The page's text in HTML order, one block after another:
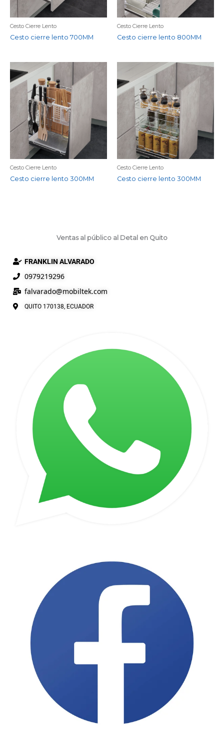
Cesto Cierre Lento
Cesto cierre lento 700MM
Cesto Cierre Lento
Cesto cierre lento 800MM
Cesto Cierre Lento
Cesto cierre lento 300MM
Cesto Cierre Lento
Cesto cierre lento 300MM
Ventas al público al Detal en Quito
FRANKLIN ALVARADO
0979219296
falvarado@mobiltek.com
QUITO 170138, ECUADOR